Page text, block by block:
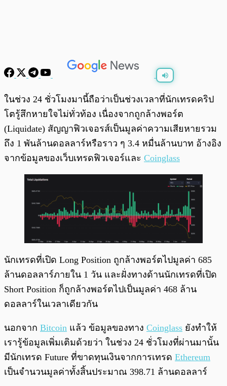
พร้อมเล่น 0:00
ในช่วง 24 ชั่วโมงมานี้ถือว่าเป็นช่วงเวลาที่นักเทรดคริป
โตรู้สึกหายใจไม่ทั่วท้อง เนื่องจากถูกล้างพอร์ต
(Liquidate) สัญญาฟิวเจอรส์เป็นมูลค่าความเสียหายรวม
ถึง 1 พันล้านดอลลาร์หรือราว ๆ 3.4 หมื่นล้านบาท อ้างอิง
จากข้อมูลของเว็บเทรดฟิวเจอร์และ Coinglass
นักเทรดที่เปิด Long Position ถูกล้างพอร์ตไปมูลค่า 685
ล้านดอลลาร์ภายใน 1 วัน และฝั่งทางด้านนักเทรดที่เปิด
Short Position ก็ถูกล้างพอร์ตไปเป็นมูลค่า 468 ล้าน
ดอลลาร์ในเวลาเดียวกัน
นอกจาก Bitcoin แล้ว ข้อมูลของทาง Coinglass ยังทำให้
เรารู้ข้อมูลเพิ่มเติมด้วยว่า ในช่วง 24 ชั่วโมงที่ผ่านมานั้น
มีนักเทรด Future ที่ขาดทุนเงินจากการเทรด Ethereum
เป็นจำนวนมูลค่าทั้งสิ้นประมาณ 398.71 ล้านดอลลาร์